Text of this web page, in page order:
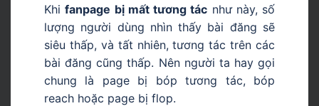
Khifanpage bị mất tương tác như này, số
lượng người dùng nhìn thấy bài đăng sẽ
siêu thấp, và tất nhiên, tương tác trên các
bài đăng cũng thấp. Nên người ta hay gọi
chung là page bị bóp tương tác, bóp
reach hoặc page bị flop.